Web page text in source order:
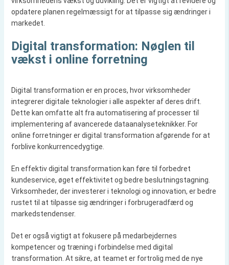
opdatere planen regelmæssigt for at tilpasse sig ændringer i
markedet.
Digital transformation: Nøglen til
vækst i online forretning
Digital transformation er en proces, hvor virksomheder
integrerer digitale teknologier i alle aspekter af deres drift.
Dette kan omfatte alt fra automatisering af processer til
implementering af avancerede dataanalyseteknikker. For
online forretninger er digital transformation afgørende for at
forblive konkurrencedygtige.
En effektiv digital transformation kan føre til forbedret
kundeservice, øget effektivitet og bedre beslutningstagning.
Virksomheder, der investerer i teknologi og innovation, er bedre
rustet til at tilpasse sig ændringer i forbrugeradfærd og
markedstendenser.
Det er også vigtigt at fokusere på medarbejdernes
kompetencer og træning i forbindelse med digital
transformation. At sikre, at teamet er fortrolig med de nye